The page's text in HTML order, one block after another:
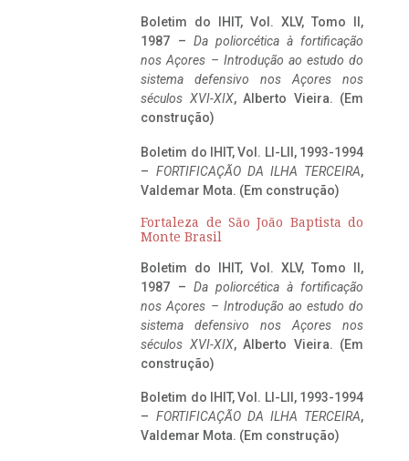
Boletim do IHIT, Vol. XLV, Tomo II,
1987 – Da poliorcética à fortificação
nos Açores – Introdução ao estudo do
sistema defensivo nos Açores nos
séculos XVI-XIX, Alberto Vieira. (Em
construção)
Boletim do IHIT, Vol. LI-LII, 1993-1994
– FORTIFICAÇÃO DA ILHA TERCEIRA,
Valdemar Mota. (Em construção)
Fortaleza de São João Baptista do
Monte Brasil
Boletim do IHIT, Vol. XLV, Tomo II,
1987 – Da poliorcética à fortificação
nos Açores – Introdução ao estudo do
sistema defensivo nos Açores nos
séculos XVI-XIX, Alberto Vieira. (Em
construção)
Boletim do IHIT, Vol. LI-LII, 1993-1994
– FORTIFICAÇÃO DA ILHA TERCEIRA,
Valdemar Mota. (Em construção)